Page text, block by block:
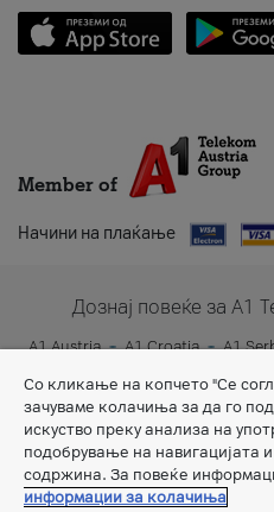
Member of
Начини на плаќање
Дознај повеќе за A1
A1 Austria A1 Croatia A1
A1 Slovenia
Со кликање на копчето "Се
зачуваме колачиња за да го
искуство преку анализа на
подобрување на навигацијата
содржина. За повеќе
информации за колачиња